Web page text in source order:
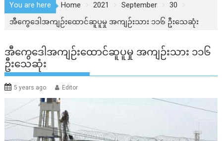
You are here Home 2021 September
30
အီကွေဒေါအကျဉ်းထောင်ဆူပူမှု အကျဉ်းသား ၁၁၆ ဦးသေဆုံး
အီကွေဒေါအကျဉ်းထောင်ဆူပူမှု အကျဉ်းသား ၁၁၆
ဦးသေဆုံး
5 years ago Editor